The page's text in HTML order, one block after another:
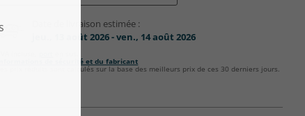
Date de livraison estimée :
jeu., 13 août 2026 - ven., 14 août 2026
Informations de sécurité et du fabricant
Les prix réduits sont calculés sur la base des meilleurs prix de ces 30 derniers jours.